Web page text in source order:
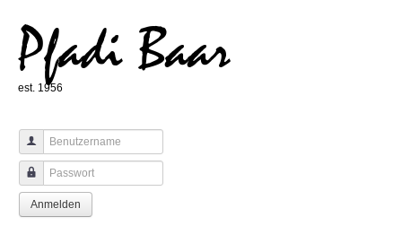
Pfadi Baar
est. 1956
Benutzername
Passwort
Anmelden